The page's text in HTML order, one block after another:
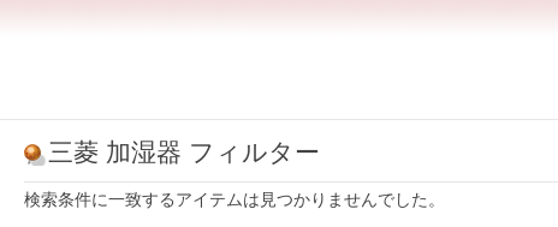
三菱 加湿器 フィルター
検索条件に一致するアイテムは見つかりませんでした。